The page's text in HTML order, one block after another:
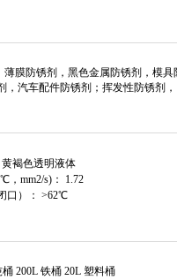
薄膜防锈剂，黑色金属防锈剂，模具
，汽车配件防锈剂；挥发性防锈剂，
褐色透明液体
，mm2/s)： 1.72
口）： >62℃
桶 200L 铁桶 20L 塑料桶